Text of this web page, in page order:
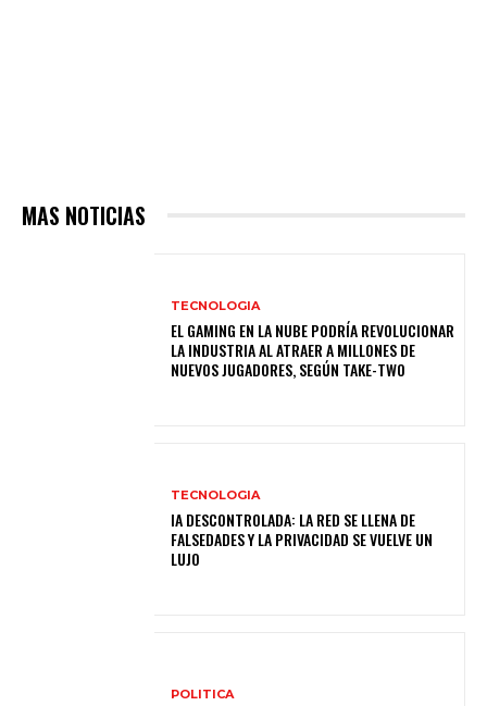
MAS NOTICIAS
TECNOLOGIA
EL GAMING EN LA NUBE PODRÍA REVOLUCIONAR
LA INDUSTRIA AL ATRAER A MILLONES DE
NUEVOS JUGADORES, SEGÚN TAKE-TWO
TECNOLOGIA
IA DESCONTROLADA: LA RED SE LLENA DE
FALSEDADES Y LA PRIVACIDAD SE VUELVE UN
LUJO
POLITICA